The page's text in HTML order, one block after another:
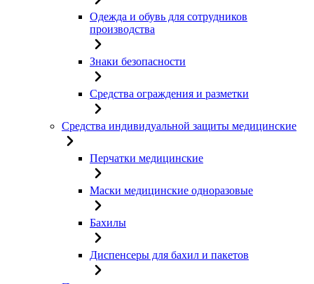
Одежда и обувь для сотрудников
производства
Знаки безопасности
Средства ограждения и разметки
Средства индивидуальной защиты медицинские
Перчатки медицинские
Маски медицинские одноразовые
Бахилы
Диспенсеры для бахил и пакетов